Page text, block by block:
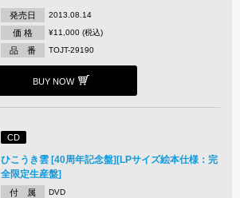
発売日 2013.08.14
価 格 ¥11,000 (税込)
品 番 TOJT-29190
BUY NOW
CD
ひこうき雲 [40周年記念盤][LPサイズ絵本仕様：完
全限定生産盤]
付 属 DVD